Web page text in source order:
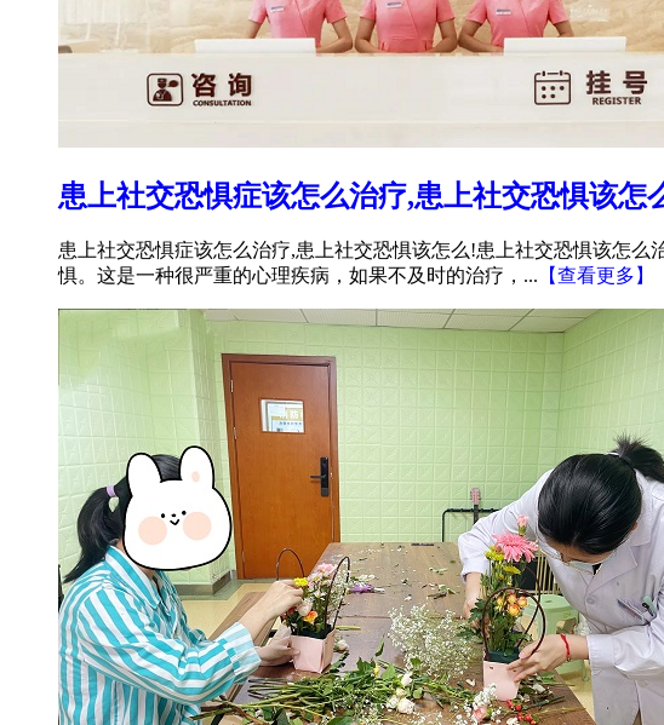
患上社交恐惧症该怎么治疗,患上社交恐惧该怎
患上社交恐惧症该怎么治疗,患上社交恐惧该怎么!患上社交恐惧该怎
惧。这是一种很严重的心理疾病，如果不及时的治疗，... 【查看更多】